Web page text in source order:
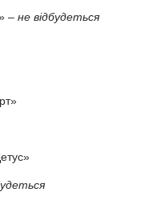
– не відбудеться